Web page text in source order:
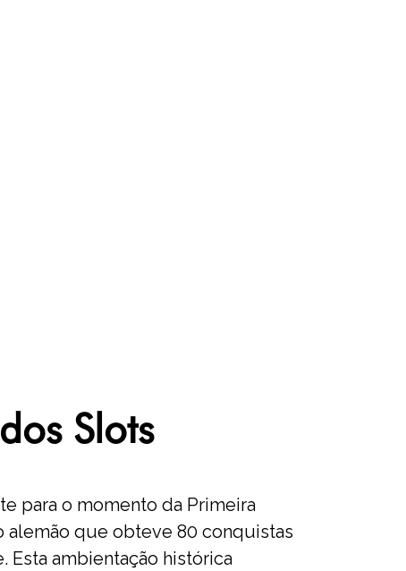
Slots
para o momento da Primeira
alemão que obteve 80 conquistas
Esta ambientação histórica